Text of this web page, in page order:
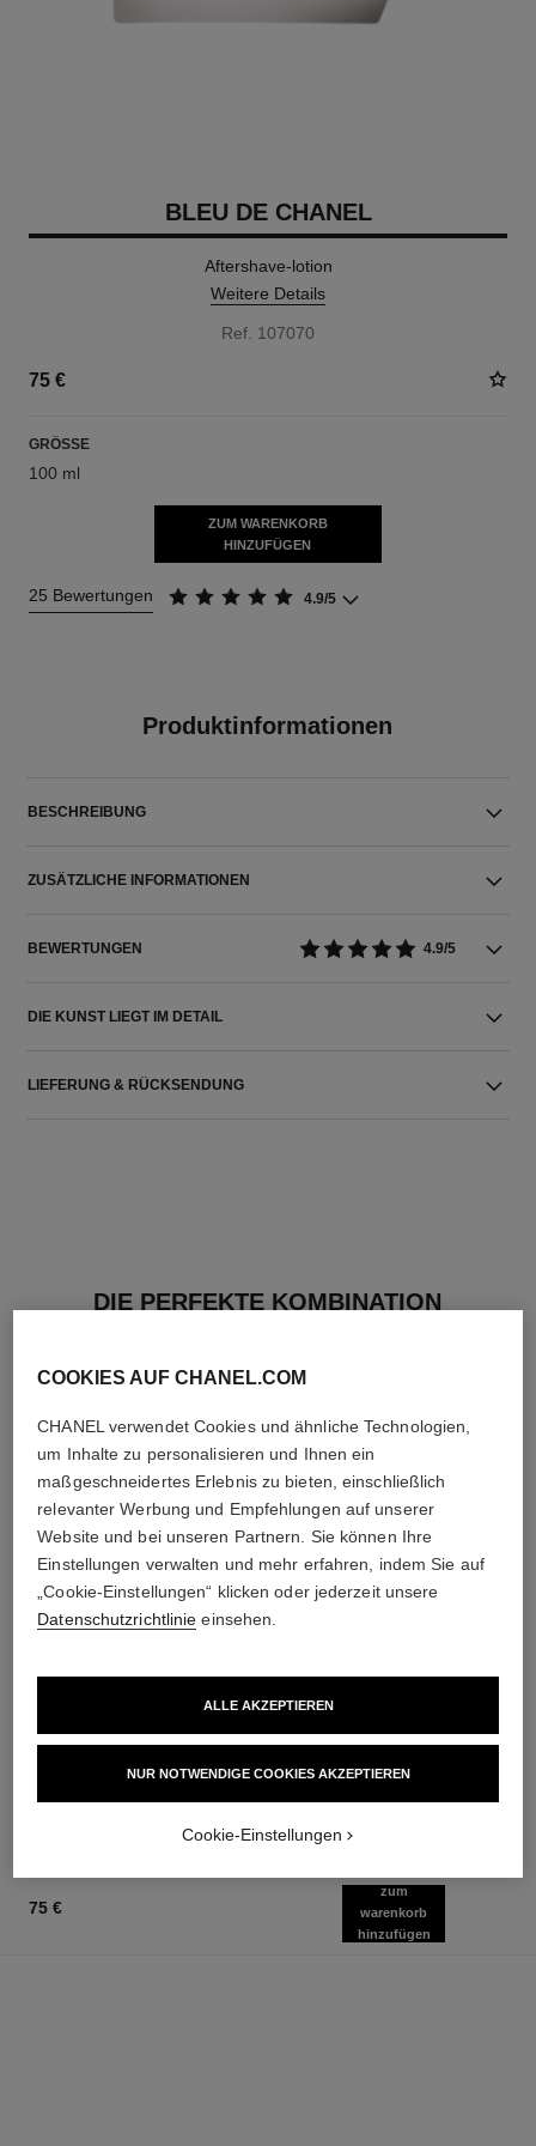
BLEU DE CHANEL
Aftershave-lotion
Weitere Details
Ref. 107070
75 €
GRÖSSE
100 ml
ZUM WARENKORB
HINZUFÜGEN
25 Bewertungen 4.9/5
Produktinformationen
BESCHREIBUNG
ZUSÄTZLICHE INFORMATIONEN
BEWERTUNGEN 4.9/5
DIE KUNST LIEGT IM DETAIL
LIEFERUNG & RÜCKSENDUNG
DIE PERFEKTE KOMBINATION
Parfümierte Haarpflege
3-in-1 Feuchtigkeitspflege
75 €
zum
warenkorb
hinzufügen
COOKIES AUF CHANEL.COM
CHANEL verwendet Cookies und ähnliche Technologien,
um Inhalte zu personalisieren und Ihnen ein
maßgeschneidertes Erlebnis zu bieten, einschließlich
relevanter Werbung und Empfehlungen auf unserer
Website und bei unseren Partnern. Sie können Ihre
Einstellungen verwalten und mehr erfahren, indem Sie auf
„Cookie-Einstellungen“ klicken oder jederzeit unsere
Datenschutzrichtlinie einsehen.
NUR NOTWENDIGE COOKIES AKZEPTIEREN
ALLE AKZEPTIEREN
Cookie-Einstellungen